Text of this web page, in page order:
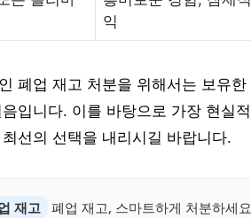
익
폐업 재고 처분을 위해서는 보유
입니다. 이를 바탕으로 가장 현실
선의 선택을 내리시길 바랍니다.
재고
폐업 재고, 스마트하게 처분하세